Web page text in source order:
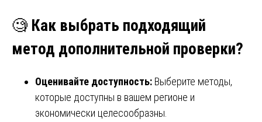
🧐 Как выбрать подходящий
метод дополнительной проверки?
Оценивайте доступность: Выберите методы,
которые доступны в вашем регионе и
экономически целесообразны.